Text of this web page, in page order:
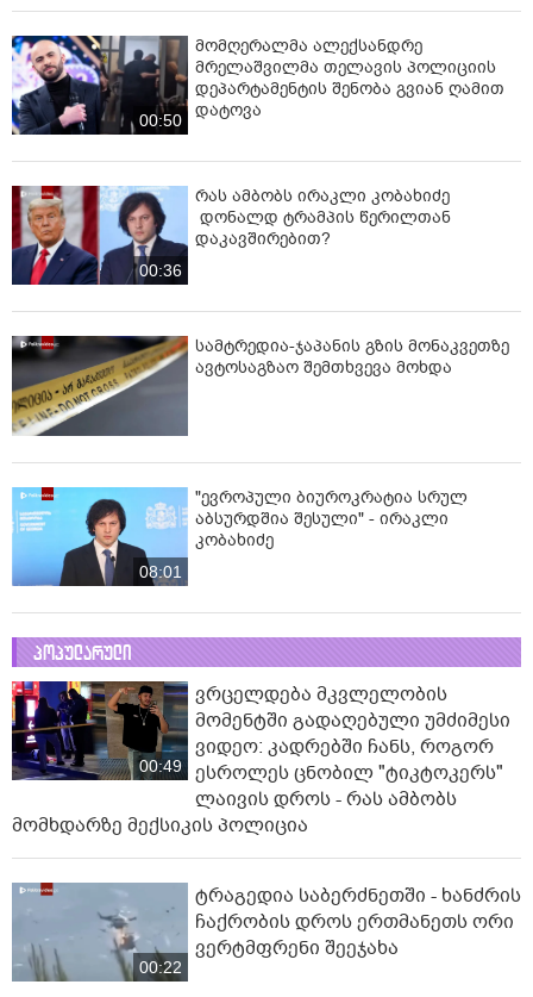
00:50
მომღერალმა ალექსანდრე
მრელაშვილმა თელავის პოლიციის
დეპარტამენტის შენობა გვიან ღამით
დატოვა
00:36
რას ამბობს ირაკლი კობახიძე
დონალდ ტრამპის წერილთან
დაკავშირებით?
სამტრედია-ჯაპანის გზის მონაკვეთზე
ავტოსაგზაო შემთხვევა მოხდა
08:01
"ევროპული ბიუროკრატია სრულ
აბსურდშია შესული" - ირაკლი
კობახიძე
პოპულარული
00:49
ვრცელდება მკვლელობის
მომენტში გადაღებული უმძიმესი
ვიდეო: კადრებში ჩანს, როგორ
ესროლეს ცნობილ "ტიკტოკერს"
ლაივის დროს - რას ამბობს
მომხდარზე მექსიკის პოლიცია
00:22
ტრაგედია საბერძნეთში - ხანძრის
ჩაქრობის დროს ერთმანეთს ორი
ვერტმფრენი შეეჯახა